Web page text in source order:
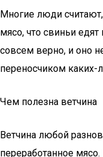
Многие люди считают,
мясо, что свиньи
совсем верно, и оно
переносчиком каких-
Чем полезна ветчина
Ветчина любой
переработанное